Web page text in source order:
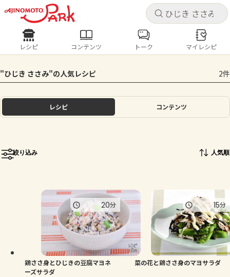
キャ
ログインするとレシピを保存できます
ログイン
ホーム
トーク
よくあるお問い合わせ
お買い物
キャ
レシピ コンテンツ
人気の食材・レシピ
きゅうり なす トマト とうもろこし
ピーマン
レシピ コンテンツ トーク マイレシピ
"ひじき ささみ"の人気レシピ 2件
レシピ コンテンツ
絞り込み 人気順
鶏ささ身とひじきの豆腐マヨネ
ーズサラダ
20分
菜の花と鶏ささ身のマヨサラダ
15分